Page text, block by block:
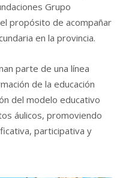
Grupo
propósito de acompañar
en la provincia.
parte de una línea
de la educación
del modelo educativo
áulicos, promoviendo
participativa y